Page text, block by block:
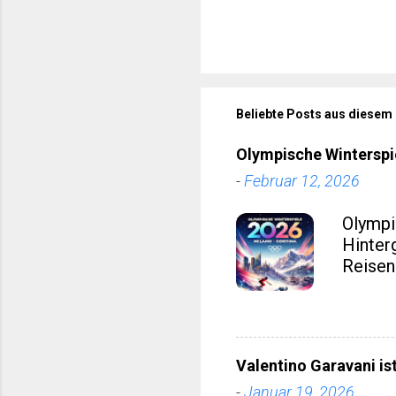
Beliebte Posts aus diesem
Olympische
-Februar 12, 2026
Nicht
eines
Valentino Garavani
-Januar 19, 2026